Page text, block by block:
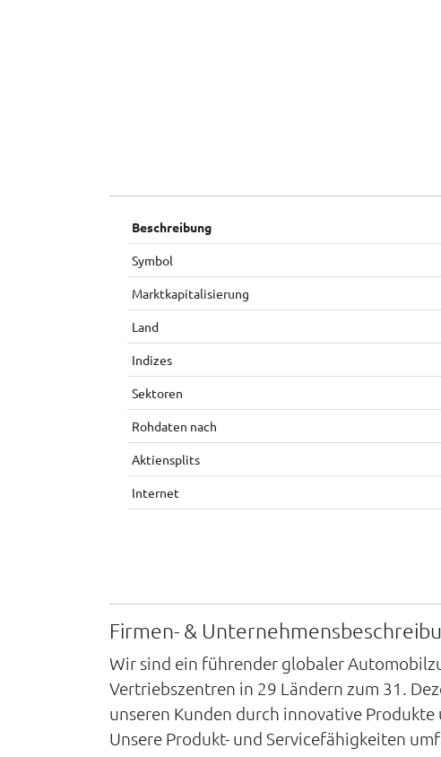
Beschreibung
Symbol
Marktkapitalisierung
Land
Indizes
Sektoren
Rohdaten nach
Aktiensplits
Internet
Firmen- &
Wir sind ein führender globaler
Vertriebszentren in 29 Ländern zum 31.
unseren Kunden durch innovative
Unsere Produkt- und Servicefähigkeiten